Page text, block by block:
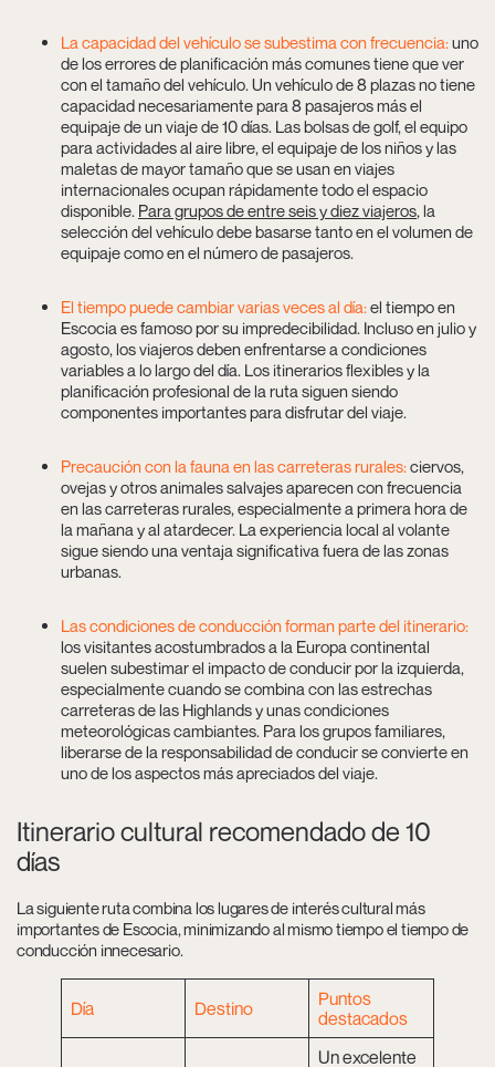
La capacidad del vehículo se subestima con frecuencia:uno
de los errores de planificación más comunes tiene que ver
con el tamaño del vehículo. Un vehículo de 8 plazas no tiene
capacidad necesariamente para 8 pasajeros más el
equipaje de un viaje de 10 días. Las bolsas de golf, el equipo
para actividades al aire libre, el equipaje de los niños y las
maletas de mayor tamaño que se usan en viajes
internacionales ocupan rápidamente todo el espacio
disponible. Para grupos de entre seis y diez viajeros , la
selección del vehículo debe basarse tanto en el volumen de
equipaje como en el número de pasajeros.
El tiempo puede cambiar varias veces al día:el tiempo en
Escocia es famoso por su impredecibilidad. Incluso en julio y
agosto, los viajeros deben enfrentarse a condiciones
variables a lo largo del día. Los itinerarios flexibles y la
planificación profesional de la ruta siguen siendo
componentes importantes para disfrutar del viaje.
Precaución con la fauna en las carreteras rurales:ciervos,
ovejas y otros animales salvajes aparecen con frecuencia
en las carreteras rurales, especialmente a primera hora de
la mañana y al atardecer. La experiencia local al volante
sigue siendo una ventaja significativa fuera de las zonas
urbanas.
Las condiciones de conducción forman parte del itinerario:
los visitantes acostumbrados a la Europa continental
suelen subestimar el impacto de conducir por la izquierda,
especialmente cuando se combina con las estrechas
carreteras de las Highlands y unas condiciones
meteorológicas cambiantes. Para los grupos familiares,
liberarse de la responsabilidad de conducir se convierte en
uno de los aspectos más apreciados del viaje.
Itinerario cultural recomendado de 10
días
La siguiente ruta combina los lugares de interés cultural más
importantes de Escocia, minimizando al mismo tiempo el tiempo de
conducción innecesario.
Día Destino
Puntos
destacados
Un excelente